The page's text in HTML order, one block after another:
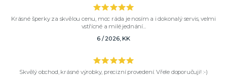
Krásné šperky za skvělou cenu, moc ráda je nosím a i dokonalý servis, velmi
vstřícné a milé jednání...
6 / 2026, KK
Skvělý obchod, krásné výrobky, precizní provedení. Vřele doporučuji! :-)